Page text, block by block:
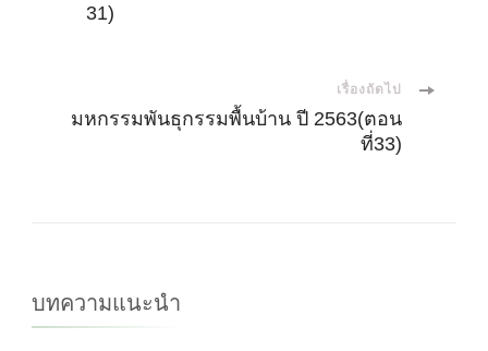
โพส
31)
เรื่องถัดไป
มหกรรมพันธุกรรมพื้นบ้าน ปี 2563(ตอน
ที่33)
บทความแนะนำ